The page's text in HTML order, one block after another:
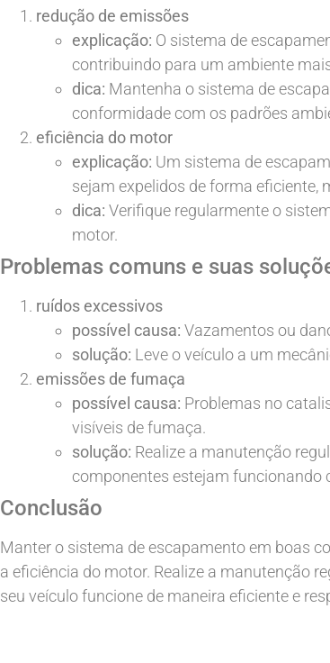
redução de emissões
explicação: O sistema de
contribuindo para um ambiente
dica: Mantenha o sistema de
conformidade com os padrões
eficiência do motor
explicação: Um sistema de
sejam expelidos de forma eficiente,
dica: Verifique regularmente o
motor.
Problemas comuns e suas
ruídos excessivos
possível causa: Vazamentos ou
solução: Leve o veículo a um
emissões de fumaça
possível causa: Problemas no
visíveis de fumaça.
solução: Realize a manutenção
componentes estejam funcionando
Conclusão
Manter o sistema de escapamento em boas
a eficiência do motor. Realize a manutenção
seu veículo funcione de maneira eficiente e